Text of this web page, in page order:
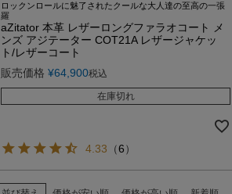
ロックンロールに魅了されたクールな大人達の至高の一張
羅
aZitator 本革 レザーロングファラオコート メ
ンズ アジテーター COT21A レザージャケッ
ト/レザーコート
販売価格 ¥64,900税込
在庫切れ
4.33 （6）